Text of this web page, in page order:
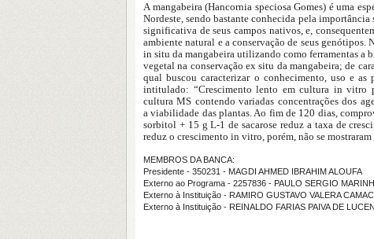
A mangabeira (Hancornia speciosa Gomes) é uma
Nordeste, sendo bastante conhecida pela
significativa de seus campos nativos, e,
ambiente natural e a conservação de seus genótipos.
in situ da mangabeira utilizando como ferramentas a
vegetal na conservação exsitu da mangabeira; de
qual buscoucaracterizar o conhecimento, uso e
intitulado: “Crescimento lento em cultura in vitro
culturaMS contendo variadas concentrações dos
aviabilidade das plantas. Ao fim de 120 dias,
sorbitol + 15 g L-1 de sacarose reduz a taxa de
reduz o crescimento in vitro, porém, não se
MEMBROS DA BANCA:
Presidente - 350231 - MAGDI AHMED IBRAHIM ALOUFA
Externo ao Programa - 2257836 - PAULO SERGIO
Externo à Instituição - RAMIRO GUSTAVO VALERA
Externo à Instituição - REINALDO FARIAS PAIVA DE